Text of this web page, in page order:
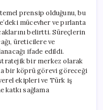
prensip olduğunu, bu
mücevher ve pırlanta
belirtti. Süreçlerin
üreticilere ve
ifade edildi.
bir merkez olarak
bir köprü görevi göreceği
ekipleri ve Türk iş
katkı sağlama